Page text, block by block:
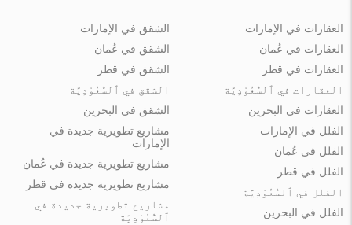
العقارات في الإمارات
العقارات في عُمان
العقارات في قطر
العقارات في ٱلسُّعُوْدِيَّة
العقارات في البحرين
الشقق في الإمارات
الشقق في عُمان
الشقق في قطر
الشقق في ٱلسُّعُوْدِيَّة
الشقق في البحرين
الفلل في الإمارات
الفلل في عُمان
الفلل في قطر
الفلل في ٱلسُّعُوْدِيَّة
الفلل في البحرين
مشاريع تطويرية جديدة في
الإمارات
مشاريع تطويرية جديدة في عُمان
مشاريع تطويرية جديدة في قطر
مشاريع تطويرية جديدة في
ٱلسُّعُوْدِيَّة